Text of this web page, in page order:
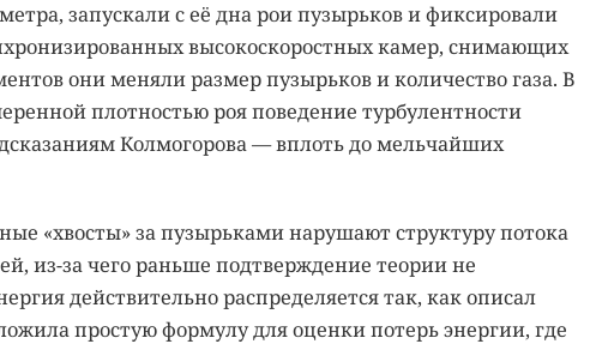
запускали с её дна рои пузырьков и фиксировали
высокоскоростных камер, снимающих
они меняли размер пузырьков и количество газа. В
плотностью роя поведение турбулентности
Колмогорова — вплоть до мельчайших
«хвосты» за пузырьками нарушают структуру потока
из-за чего раньше подтверждение теории не
действительно распределяется так, как описал
простую формулу для оценки потерь энергии, где